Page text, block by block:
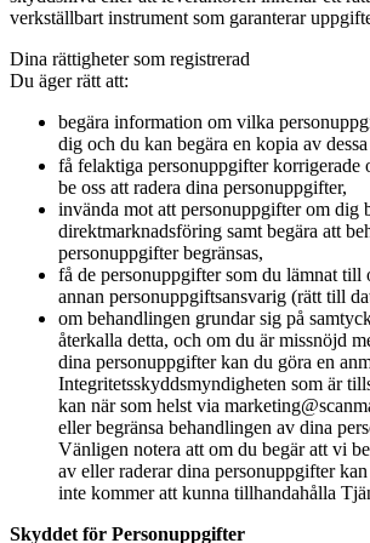
verkställbart instrument som garanterar
Dina rättigheter som registrerad
Du äger rätt att:
begära information om vilka
dig och du kan begära en kopia av
få felaktiga personuppgifter korrigerade
be oss att radera dina personuppgifter,
invända mot att personuppgifter om dig
direktmarknadsföring samt begära att
personuppgifter begränsas,
få de personuppgifter som du lämnat till
annan personuppgiftsansvarig (rätt till
om behandlingen grundar sig på
återkalla detta, och om du är missnöjd
dina personuppgifter kan du göra en
Integritetsskyddsmyndigheten som är
kan när som helst via
eller begränsa behandlingen av dina
Vänligen notera att om du begär att vi
av eller raderar dina personuppgifter
inte kommer att kunna tillhandahålla
Skyddet för Personuppgifter